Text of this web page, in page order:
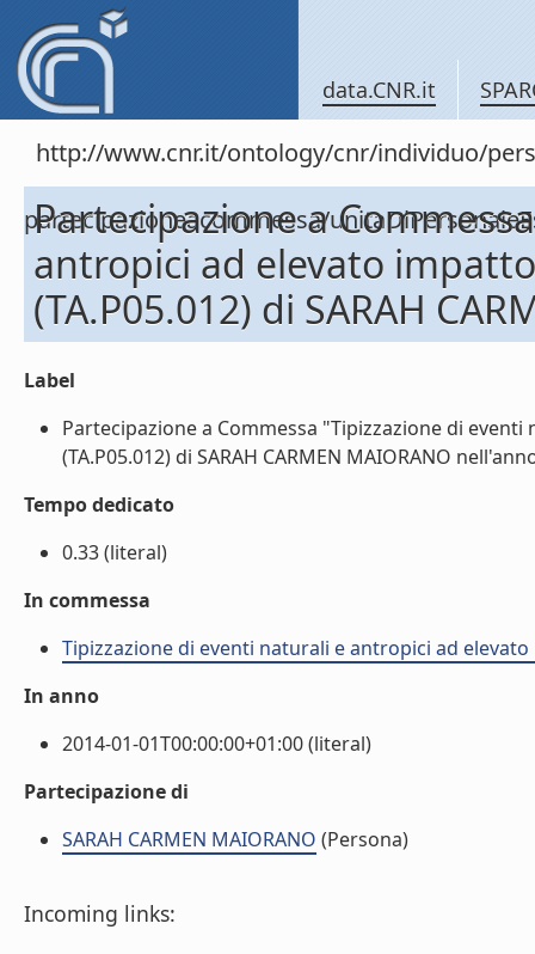
data.CNR.it
http://www.cnr.it/ontology/cnr/individuo/
partecipazioneacommessa/
Partecipazione a
antropici ad elevato
(TA.P05.012) di SARAH
Label
Partecipazione a Commessa "Tipizzazione di
(TA.P05.012) di SARAH CARMEN MAIORANO
Tempo dedicato
0.33 (literal)
In commessa
Tipizzazione di eventi naturali e antropici ad
In anno
2014-01-01T00:00:00+01:00 (literal)
Partecipazione di
SARAH CARMEN MAIORANO (Persona)
Incoming links: